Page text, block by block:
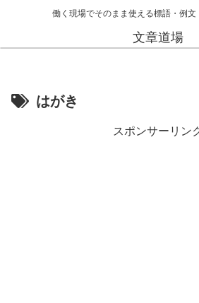
働く現場でそのまま使える標語・例
文章道場
はがき
スポンサーリン